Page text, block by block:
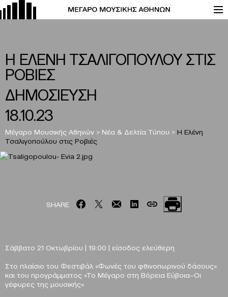
Η ΕΛΕΝΗ ΤΣΑΛΙΓΟΠΟΥΛΟΥ ΣΤΙΣ
ΡΟΒΙΕΣ
ΔΗΜΟΣΙΕΥΣΗ
18.10.23
Μέγαρο Μουσικής Αθηνών > Νέα & Δελτία Τύπου > Η Ελένη
Τσαλιγοπούλου στις Ροβιές
SHARE
Σάββατο 21 Οκτωβρίου | 19:00 | είσοδος ελεύθερη
Στο πλαίσιο του Φεστιβάλ «Φωνές του φθινοπωρινού δάσους»
και του προγράμματος «Το Μέγαρο στη Βόρεια Εύβοια–Οι
γέφυρες της μουσικής»